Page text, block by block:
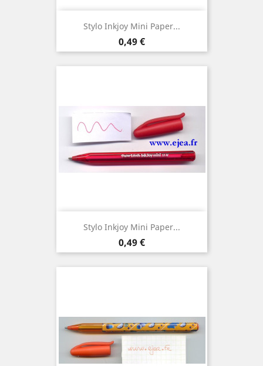
Stylo Inkjoy Mini Paper...
Prix
0,49 €
Stylo Inkjoy Mini Paper...
Prix
0,49 €